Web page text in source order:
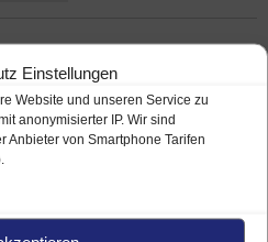
Einstellungen
Website und unseren Service zu
anonymisierter IP. Wir sind
Anbieter von Smartphone Tarifen